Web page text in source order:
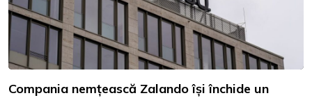
Compania nemțească Zalando își închide un